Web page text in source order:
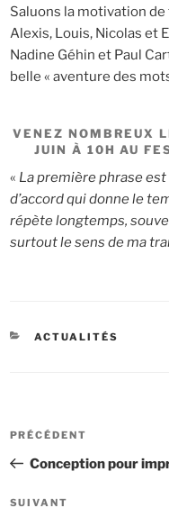
Saluons la motivation de
Alexis, Louis, Nicolas et
Nadine Géhin et Paul
belle « aventure des
VENEZ NOMBREUX
JUIN À 10H AU
« La première phrase
d’accord qui donne le
répète longtemps,
surtout le sens de ma
CATÉGORIES
ACTUALITÉS
Navigation
l’article
Article
précédent
PRÉCÉDENT
Conception pour
Article
SUIVANT